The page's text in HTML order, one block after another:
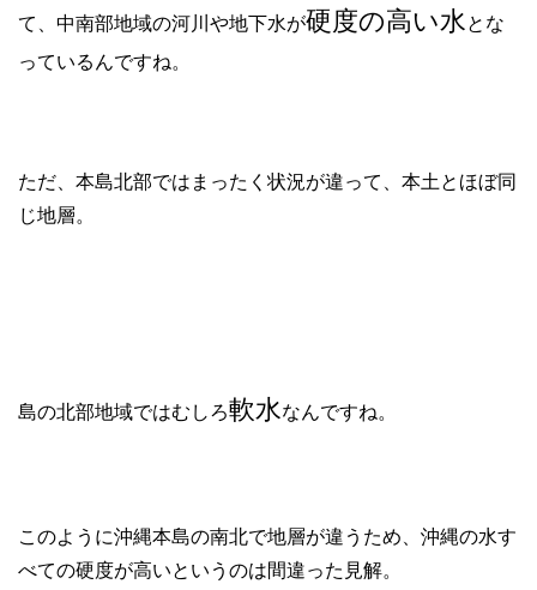
て、中南部地域の河川や地下水が硬度の高い水とな
っているんですね。
ただ、本島北部ではまったく状況が違って、本土とほぼ同
じ地層。
島の北部地域ではむしろ軟水なんですね。
このように沖縄本島の南北で地層が違うため、沖縄の水す
べての硬度が高いというのは間違った見解。